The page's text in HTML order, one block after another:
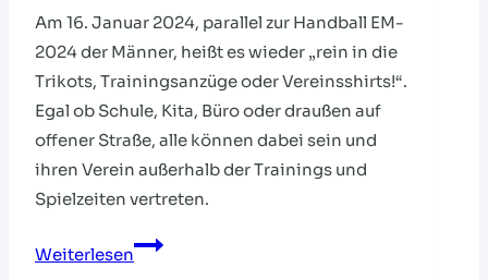
Am 16. Januar 2024, parallel zur Handball EM-
2024 der Männer, heißt es wieder „rein in die
Trikots, Trainingsanzüge oder Vereinsshirts!“.
Egal ob Schule, Kita, Büro oder draußen auf
offener Straße, alle können dabei sein und
ihren Verein außerhalb der Trainings und
Spielzeiten vertreten.
Weiterlesen
Trikottag